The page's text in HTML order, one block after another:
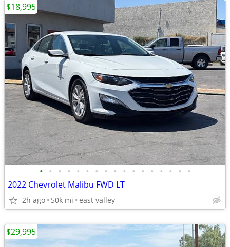
• • • • • • • • • • • • • • • • •
2022 Chevrolet Malibu FWD LT
2h ago 50k mi east valley
$18,995
$29,995